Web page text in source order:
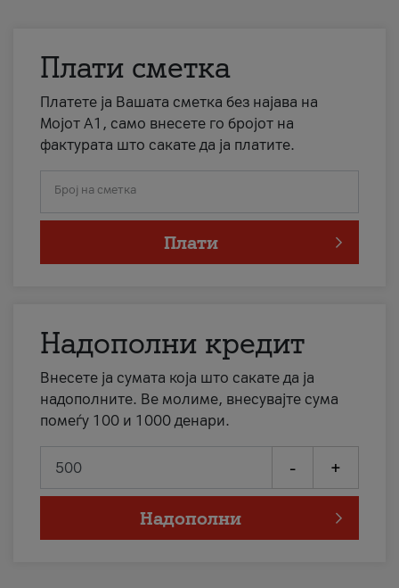
Плати сметка
Платете ја Вашата сметка без најава на
Мојот А1, само внесете го бројот на
фактурата што сакате да ја платите.
Број на сметка
Плати
Надополни кредит
Внесете ја сумата која што сакате да ја
надополните. Ве молиме, внесувајте сума
помеѓу 100 и 1000 денари.
- +
Надополни